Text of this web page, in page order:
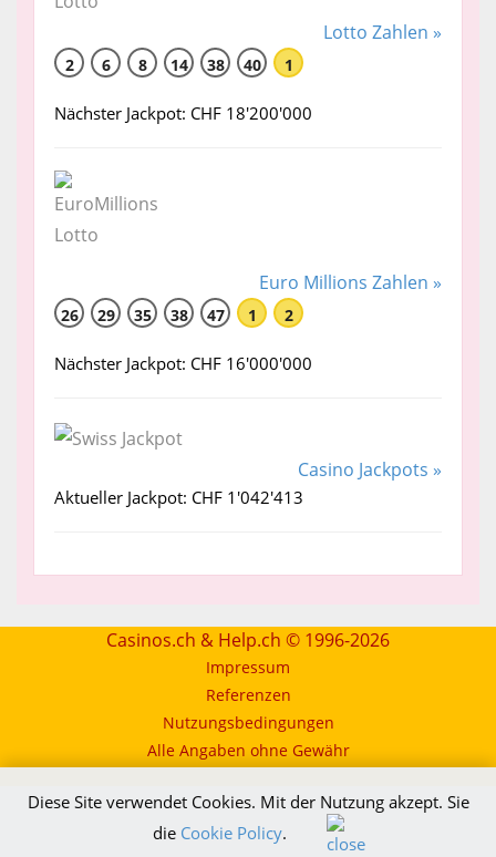
Lotto Zahlen »
2 6 8 14 38 40 1
Nächster Jackpot: CHF 18'200'000
Euro Millions Zahlen »
26 29 35 38 47 1 2
Nächster Jackpot: CHF 16'000'000
Casino Jackpots »
Aktueller Jackpot: CHF 1'042'413
Casinos.ch & Help.ch © 1996-2026
Impressum
Referenzen
Nutzungsbedingungen
Alle Angaben ohne Gewähr
Diese Site verwendet Cookies. Mit der Nutzung akzept. Sie
die Cookie Policy.